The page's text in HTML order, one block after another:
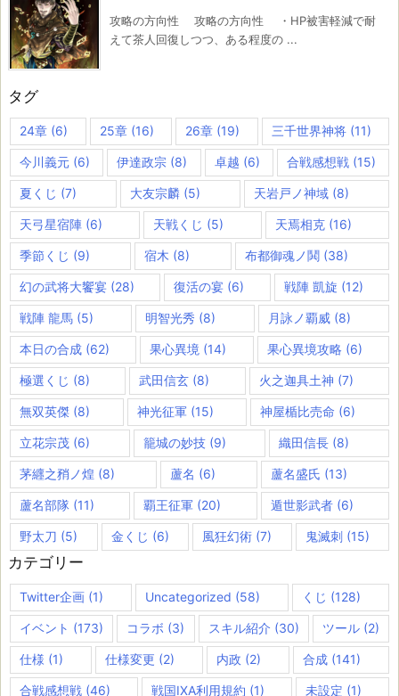
攻略の方向性 攻略の方向性 ・HP被害軽減で耐
えて茶人回復しつつ、ある程度の ...
タグ
24章 (6) 25章(16) 26章 (19) 三千世界神将(11)
今川義元 (6) 伊達政宗 (8) 卓越 (6) 合戦感想戦(15)
夏くじ (7) 大友宗麟 (5) 天岩戸ノ神域 (8)
天弓星宿陣 (6) 天戦くじ (5) 天焉相克(16)
季節くじ (9) 宿木 (8) 布都御魂ノ鬨(38)
幻の武将大饗宴 (28) 復活の宴 (6) 戦陣 凱旋 (12)
戦陣 龍馬 (5) 明智光秀 (8) 月詠ノ覇威(8)
本日の合成 (62) 果心異境 (14) 果心異境攻略 (6)
極選くじ (8) 武田信玄 (8) 火之迦具土神 (7)
無双英傑 (8) 神光征軍(15) 神屋楯比売命 (6)
立花宗茂 (6) 籠城の妙技(9) 織田信長 (8)
茅纒之矟ノ煌 (8) 蘆名 (6) 蘆名盛氏 (13)
蘆名部隊 (11) 覇王征軍 (20) 遁世影武者(6)
野太刀 (5) 金くじ (6) 風狂幻術 (7) 鬼滅刺(15)
カテゴリー
Twitter企画 (1) Uncategorized (58) くじ (128)
イベント (173) コラボ (3) スキル紹介 (30) ツール(2)
仕様 (1) 仕様変更 (2) 内政 (2) 合成 (141)
合戦感想戦 (46) 戦国IXA利用規約 (1) 未設定 (1)